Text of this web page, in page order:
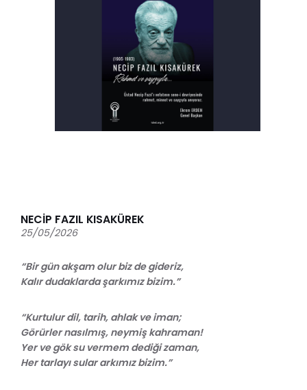
NECİP FAZIL KISAKÜREK
25/05/2026
“Bir gün akşam olur biz de gideriz,
Kalır dudaklarda şarkımız bizim.”
“Kurtulur dil, tarih, ahlak ve iman;
Görürler nasılmış, neymiş kahraman!
Yer ve gök su vermem dediği zaman,
Her tarlayı sular arkımız bizim.”